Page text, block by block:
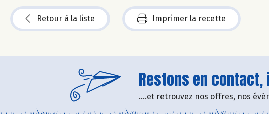
Retour à la liste Imprimer la recette
Restons en
....et retrouvez nos offres, nos